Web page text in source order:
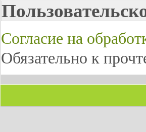
Согласие на
Обязательно к